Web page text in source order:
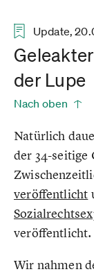
Update,
der Lupe
Nach oben
Natürlich
der 34-seitige
veröffentlicht
veröffentlicht.
Wir nahmen